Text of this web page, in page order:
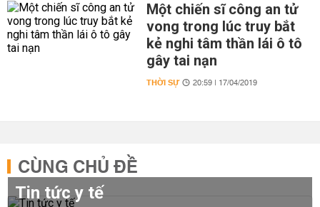
Một chiến sĩ công an tử
vong trong lúc truy bắt
kẻ nghi tâm thần lái ô tô
gây tai nạn
THỜI SỰ 20:59 | 17/04/2019
CÙNG CHỦ ĐỀ
Tin tức y tế